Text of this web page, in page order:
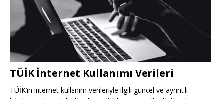
TÜİK İnternet Kullanımı Verileri
TÜİK’in internet kullanım verileriyle ilgili güncel ve ayrıntılı